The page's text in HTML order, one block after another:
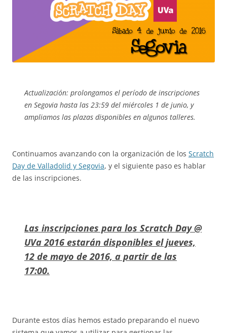
Actualización: prolongamos el período de inscripciones
en Segovia hasta las 23:59 del miércoles 1 de junio, y
ampliamos las plazas disponibles en algunos talleres.
Continuamos avanzando con la organización de los Scratch
Day de Valladolid y Segovia, y el siguiente paso es hablar
de las inscripciones.
Las inscripciones para los Scratch Day @
UVa 2016 estarán disponibles el jueves,
12 de mayo de 2016, a partir de las
17:00.
Durante estos días hemos estado preparando el nuevo